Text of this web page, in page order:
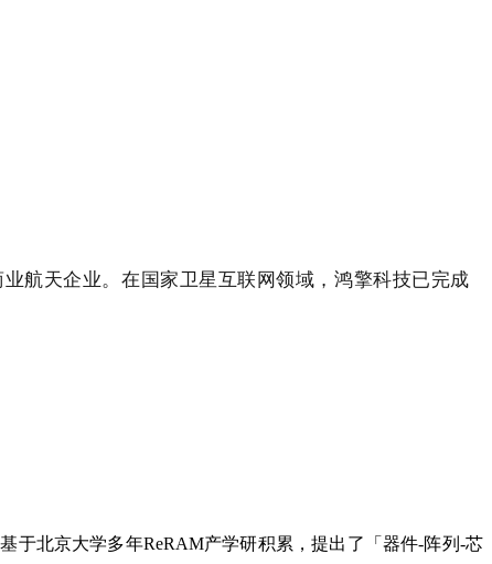
航天企业。在国家卫星互联网领域，鸿擎科技已完成
于北京大学多年ReRAM产学研积累，提出了「器件-阵列-芯